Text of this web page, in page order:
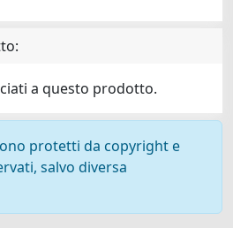
a questo prodotto.
protetti da copyright e
salvo diversa